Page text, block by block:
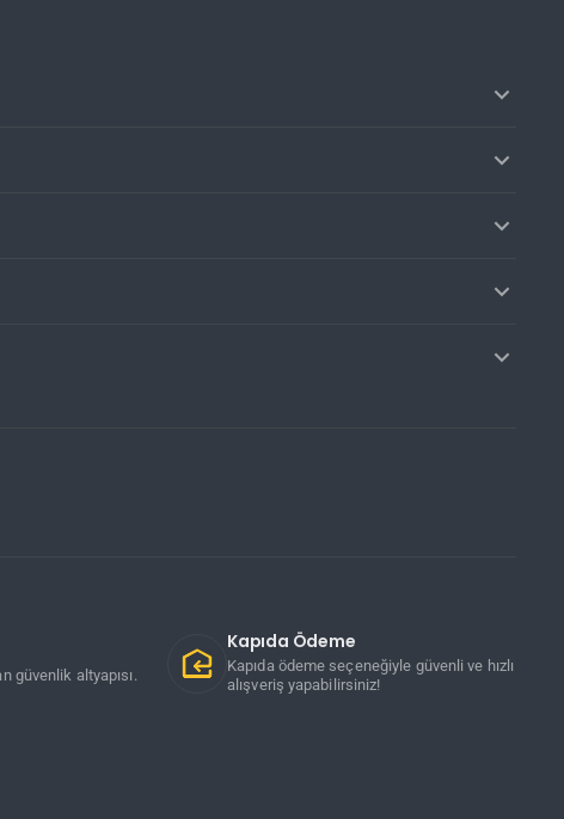
güvenlik altyapısı.
Kapıda Ödeme
Kapıda ödeme seçeneğiyle güvenli ve hızlı
alışveriş yapabilirsiniz!